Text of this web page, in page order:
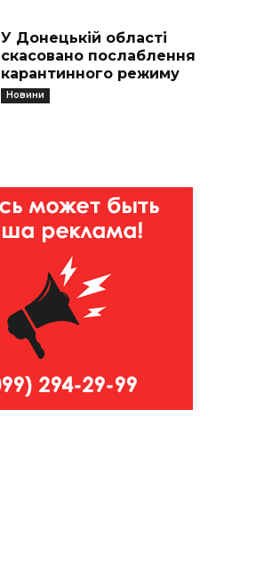
У Донецькій області
скасовано послаблення
карантинного режиму
Новини